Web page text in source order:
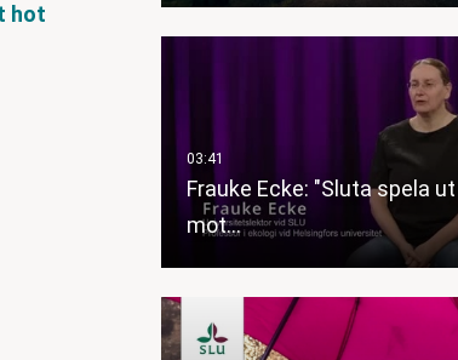
Frauke Ecke: "Sluta spela
mot…
hot